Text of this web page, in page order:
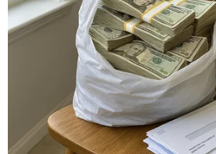
Hamas đã thông báo với
hòa giải về việc lực lượng này
cho 50 phụ nữ và trẻ em, bị
Gaza, để đổi lấy lệnh ngừng